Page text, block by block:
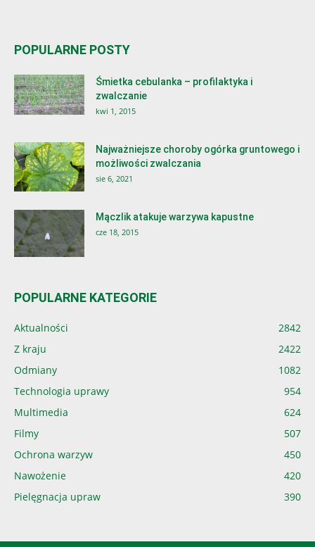
POPULARNE POSTY
Śmietka cebulanka – profilaktyka i
zwalczanie
kwi 1, 2015
Najważniejsze choroby ogórka gruntowego i
możliwości zwalczania
sie 6, 2021
Mączlik atakuje warzywa kapustne
cze 18, 2015
POPULARNE KATEGORIE
Aktualności
2842
Z kraju
2422
Odmiany
1082
Technologia uprawy
954
Multimedia
624
Filmy
507
Ochrona warzyw
450
Nawożenie
420
Pielęgnacja upraw
390